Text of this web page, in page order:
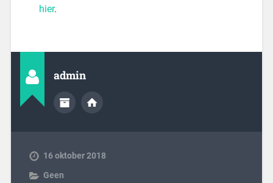
hier.
admin
16 oktober 2018
Geen